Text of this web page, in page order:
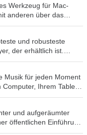
Werkzeug für Mac-
anderen über das
das
von Problemen
wird TeamViewer
um Bildschirme
Computer zuzugreifen,
Mac oder Server auf der
Ihres Partners
würden. Merkmale:
Zeichnen Sie Ihre
Wiedergabe als
und robusteste
der erhältlich ist.
und Codec-
Medienplayer wie
viele populäre Video-
machen. Die einfache,
eine große Anzahl von
nur wenige kostenlose
Flexibilität VLC spielt
ab, das Sie finden
Musik für jeden Moment
Ihrem Tablet
auf Spotify. Ob Sie
die richtige Musik ist
sich anhören möchten,
Sie können
und aufgeräumter
öffentlichen Einführung
erste Browser, der die